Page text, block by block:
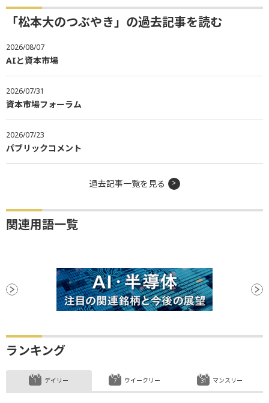
「松本大のつぶやき」の過去記事を読む
2026/08/07
AIと資本市場
2026/07/31
資本市場フォーラム
2026/07/23
パブリックコメント
過去記事一覧を見る
関連用語一覧
ランキング
デイリー ウイークリー マンスリー